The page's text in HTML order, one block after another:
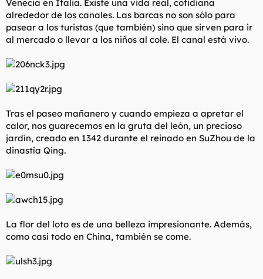
Venecia en Italia. Existe una vida real, cotidiana
alrededor de los canales. Las barcas no son sólo para
pasear a los turistas (que también) sino que sirven para ir
al mercado o llevar a los niños al cole. El canal está vivo.
Tras el paseo mañanero y cuando empieza a apretar el
calor, nos guarecemos en la gruta del león, un precioso
jardín, creado en 1342 durante el reinado en SuZhou de la
dinastía Qing.
La flor del loto es de una belleza impresionante. Además,
como casi todo en China, también se come.